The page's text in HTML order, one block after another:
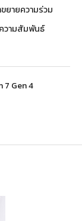
ยายความร่วม
วามสัมพันธ์
7 Gen 4